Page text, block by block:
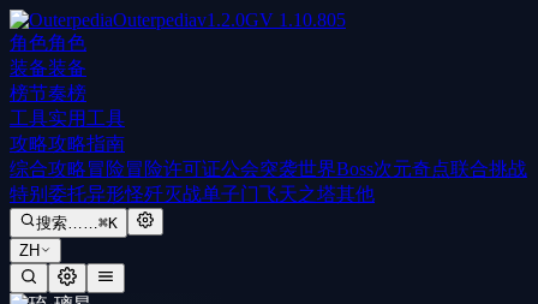
Outerpediav1.2.0GV 1.10.805
角色角色
装备装备
榜节奏榜
工具实用工具
攻略攻略指南
综合攻略冒险冒险许可证公会突袭世界Boss次元奇点联合挑战
特别委托异形怪歼灭战单子门飞天之塔其他
搜索……⌘K
ZH